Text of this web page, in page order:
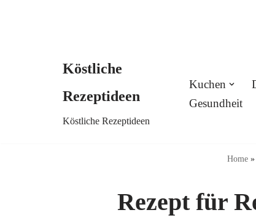
Köstliche
Rezeptideen
Köstliche Rezeptideen
Kuchen
Gesundheit
Home »
Rezept für